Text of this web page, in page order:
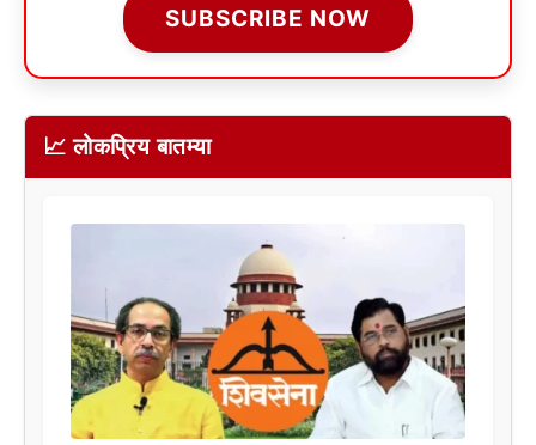
SUBSCRIBE NOW
📈 लोकप्रिय बातम्या